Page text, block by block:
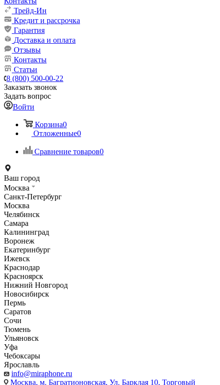
Трейд-Ин
Кредит и рассрочка
Гарантия
Доставка и оплата
Отзывы
Контакты
Статьи
8 (800) 500-00-22
Заказать звонок
Задать вопрос
Войти
Корзина0
Отложенные0
Сравнение товаров0
Ваш город
Москва
Санкт-Петербург
Москва
Челябинск
Самара
Калининград
Воронеж
Екатеринбург
Ижевск
Краснодар
Красноярск
Нижний Новгород
Новосибирск
Пермь
Саратов
Сочи
Тюмень
Ульяновск
Уфа
Чебоксары
Ярославль
info@miraphone.ru
Москва, м. Багратионовская, Ул. Барклая 10, Торговый